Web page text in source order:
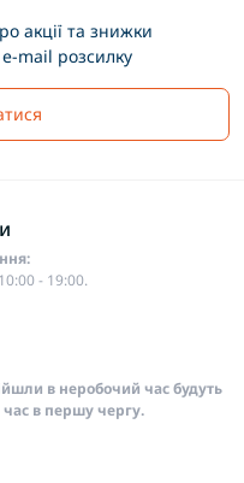
акції та знижки
mail розсилку
- 19:00.
в неробочий час будуть
в першу чергу.